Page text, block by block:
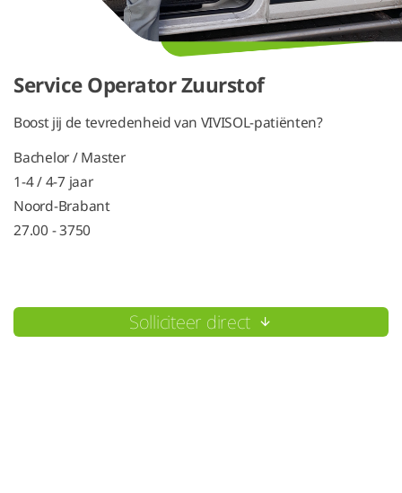
Service Operator Zuurstof
Boost jij de tevredenheid van VIVISOL-patiënten?
Bachelor / Master
1-4 / 4-7 jaar
Noord-Brabant
27.00 - 3750
Solliciteer direct